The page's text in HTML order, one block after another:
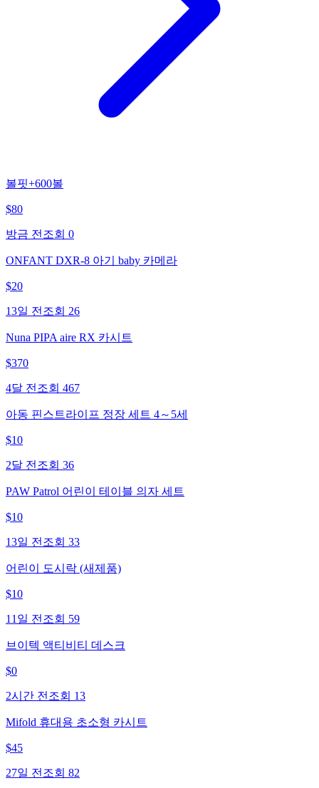
볼핏+600볼
$80
방금 전 조회 0
ONFANT DXR-8 아기 baby 카메라
$20
13일 전 조회 26
Nuna PIPA aire RX 카시트
$370
4달 전 조회 467
아동 핀스트라이프 정장 세트 4～5세
$10
2달 전 조회 36
PAW Patrol 어린이 테이블 의자 세트
$10
13일 전 조회 33
어린이 도시락 (새제품)
$10
11일 전 조회 59
브이텍 액티비티 데스크
$0
2시간 전 조회 13
Mifold 휴대용 초소형 카시트
$45
27일 전 조회 82